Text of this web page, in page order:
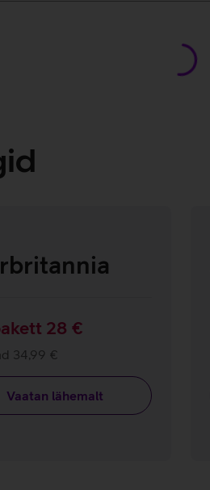
28 €
34,99 €
Vaatan lähemalt